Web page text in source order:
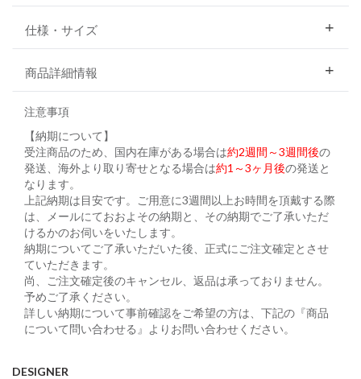
仕様・サイズ
商品詳細情報
注意事項
【納期について】
受注商品のため、国内在庫がある場合は約2週間～3週間後の
発送、海外より取り寄せとなる場合は約1～3ヶ月後の発送と
なります。
上記納期は目安です。ご用意に3週間以上お時間を頂戴する際
は、メールにておおよその納期と、その納期でご了承いただ
けるかのお伺いをいたします。
納期についてご了承いただいた後、正式にご注文確定とさせ
ていただきます。
尚、ご注文確定後のキャンセル、返品は承っておりません。
予めご了承ください。
詳しい納期について事前確認をご希望の方は、下記の『商品
について問い合わせる』よりお問い合わせください。
DESIGNER